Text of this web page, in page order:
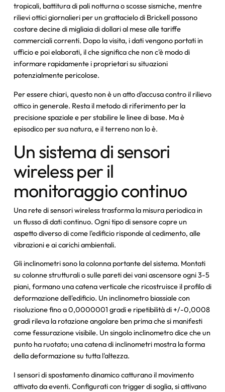
tropicali, battitura di pali notturna o scosse sismiche, mentre
rilievi ottici giornalieri per un grattacielo di Brickell possono
costare decine di migliaia di dollari al mese alle tariffe
commerciali correnti. Dopo la visita, i dati vengono portati in
ufficio e poi elaborati, il che significa che non c'è modo di
informare rapidamente i proprietari su situazioni
potenzialmente pericolose.
Per essere chiari, questo non è un atto d'accusa contro il rilievo
ottico in generale. Resta il metodo di riferimento per la
precisione spaziale e per stabilire le linee di base. Ma è
episodico per sua natura, e il terreno non lo è.
Un sistema di sensori
wireless per il
monitoraggio continuo
Una rete di sensori wireless trasforma la misura periodica in
un flusso di dati continuo. Ogni tipo di sensore copre un
aspetto diverso di come l'edificio risponde al cedimento, alle
vibrazioni e ai carichi ambientali.
Gli inclinometri sono la colonna portante del sistema. Montati
su colonne strutturali o sulle pareti dei vani ascensore ogni 3-5
piani, formano una catena verticale che ricostruisce il profilo di
deformazione dell'edificio. Un inclinometro biassiale con
risoluzione fino a 0,0000001 gradi e ripetibilità di +/-0,0008
gradi rileva la rotazione angolare ben prima che si manifesti
come fessurazione visibile. Un singolo inclinometro dice che un
punto ha ruotato; una catena di inclinometri mostra la forma
della deformazione su tutta l'altezza.
I sensori di spostamento dinamico catturano il movimento
attivato da eventi. Configurati con trigger di soglia, si attivano